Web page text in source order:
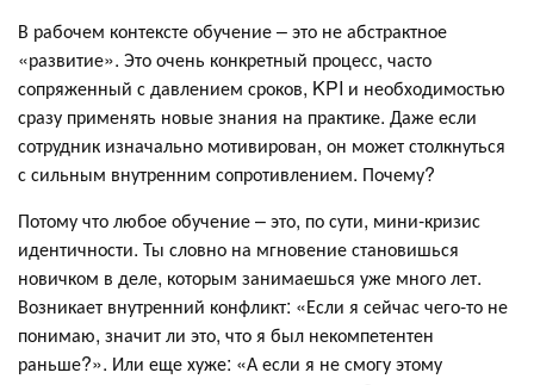
В рабочем контексте обучение – это не абстрактное
«развитие». Это очень конкретный процесс, часто
сопряженный с давлением сроков, KPI и необходимостью
сразу применять новые знания на практике. Даже если
сотрудник изначально мотивирован, он может столкнуться
с сильным внутренним сопротивлением. Почему?
Потому что любое обучение – это, по сути, мини-кризис
идентичности. Ты словно на мгновение становишься
новичком в деле, которым занимаешься уже много лет.
Возникает внутренний конфликт: «Если я сейчас чего-то не
понимаю, значит ли это, что я был некомпетентен
раньше?». Или еще хуже: «А если я не смогу этому